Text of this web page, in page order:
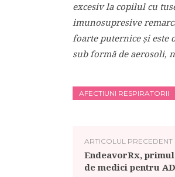
excesiv la copilul cu
imunosupresive
foarte puternice și este
sub formă de aerosoli,
AFECTIUNI RESPIRATORII
ARTICOLUL PRECEDENT
EndeavorRx,
de medici pentru